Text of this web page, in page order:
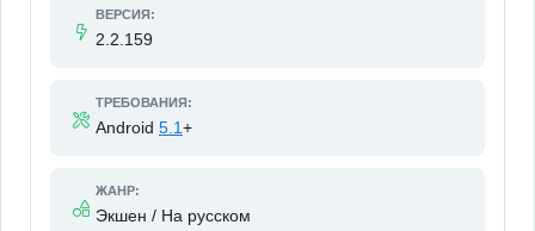
ВЕРСИЯ:
2.2.159
ТРЕБОВАНИЯ:
Android 5.1+
ЖАНР:
Экшен / На русском